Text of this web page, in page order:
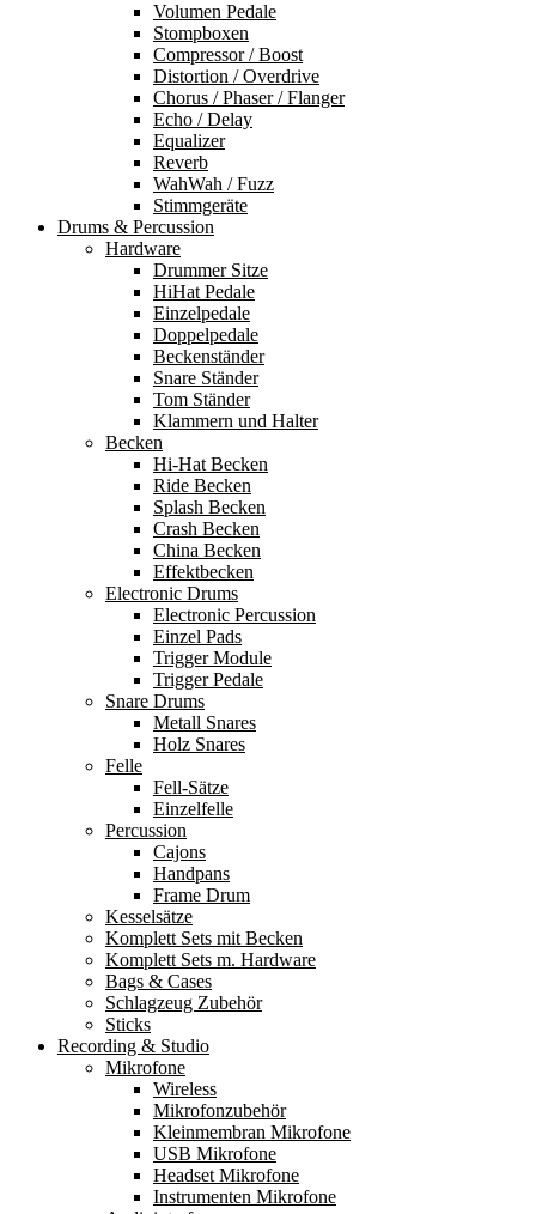
Volumen Pedale
Stompboxen
Compressor / Boost
Distortion / Overdrive
Chorus / Phaser / Flanger
Echo / Delay
Equalizer
Reverb
WahWah / Fuzz
Stimmgeräte
Drums & Percussion
Hardware
Drummer Sitze
HiHat Pedale
Einzelpedale
Doppelpedale
Beckenständer
Snare Ständer
Tom Ständer
Klammern und Halter
Becken
Hi-Hat Becken
Ride Becken
Splash Becken
Crash Becken
China Becken
Effektbecken
Electronic Drums
Electronic Percussion
Einzel Pads
Trigger Module
Trigger Pedale
Snare Drums
Metall Snares
Holz Snares
Felle
Fell-Sätze
Einzelfelle
Percussion
Cajons
Handpans
Frame Drum
Kesselsätze
Komplett Sets mit Becken
Komplett Sets m. Hardware
Bags & Cases
Schlagzeug Zubehör
Sticks
Recording & Studio
Mikrofone
Wireless
Mikrofonzubehör
Kleinmembran Mikrofone
USB Mikrofone
Headset Mikrofone
Instrumenten Mikrofone